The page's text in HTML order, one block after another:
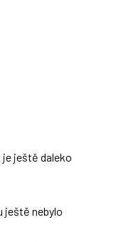
ještě daleko
ještě nebylo